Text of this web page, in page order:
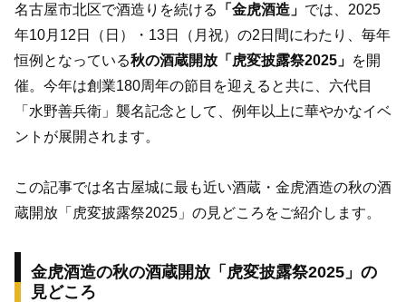
名古屋市北区で酒造りを続ける 「金虎酒造」 では、2025
年10月12日（日）・13日（月祝）の2日間にわたり、毎年
恒例となっている秋の酒蔵開放「虎変披露祭2025」 を開
催。今年は創業180周年の節目を迎えると共に、六代目
「水野善兵衛」襲名記念として、例年以上に華やかなイベ
ントが展開されます。
この記事では名古屋城に最も近い酒蔵・金虎酒造の秋の酒
蔵開放「虎変披露祭2025」の見どころをご紹介します。
金虎酒造の秋の酒蔵開放「虎変披露祭2025」の
見どころ